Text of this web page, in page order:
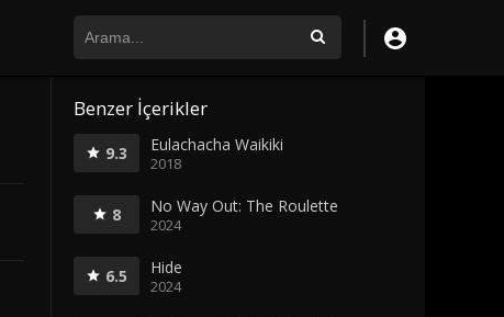
Benzer İçerikler
9.3 Eulachacha Waikiki
2018
8 No Way Out: The Roulette
2024
6.5 Hide
2024